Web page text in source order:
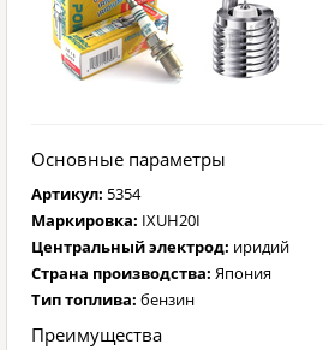
Основные параметры
Артикул: 5354
Маркировка: IXUH20I
Центральный электрод: иридий
Страна производства: Япония
Тип топлива: бензин
Преимущества